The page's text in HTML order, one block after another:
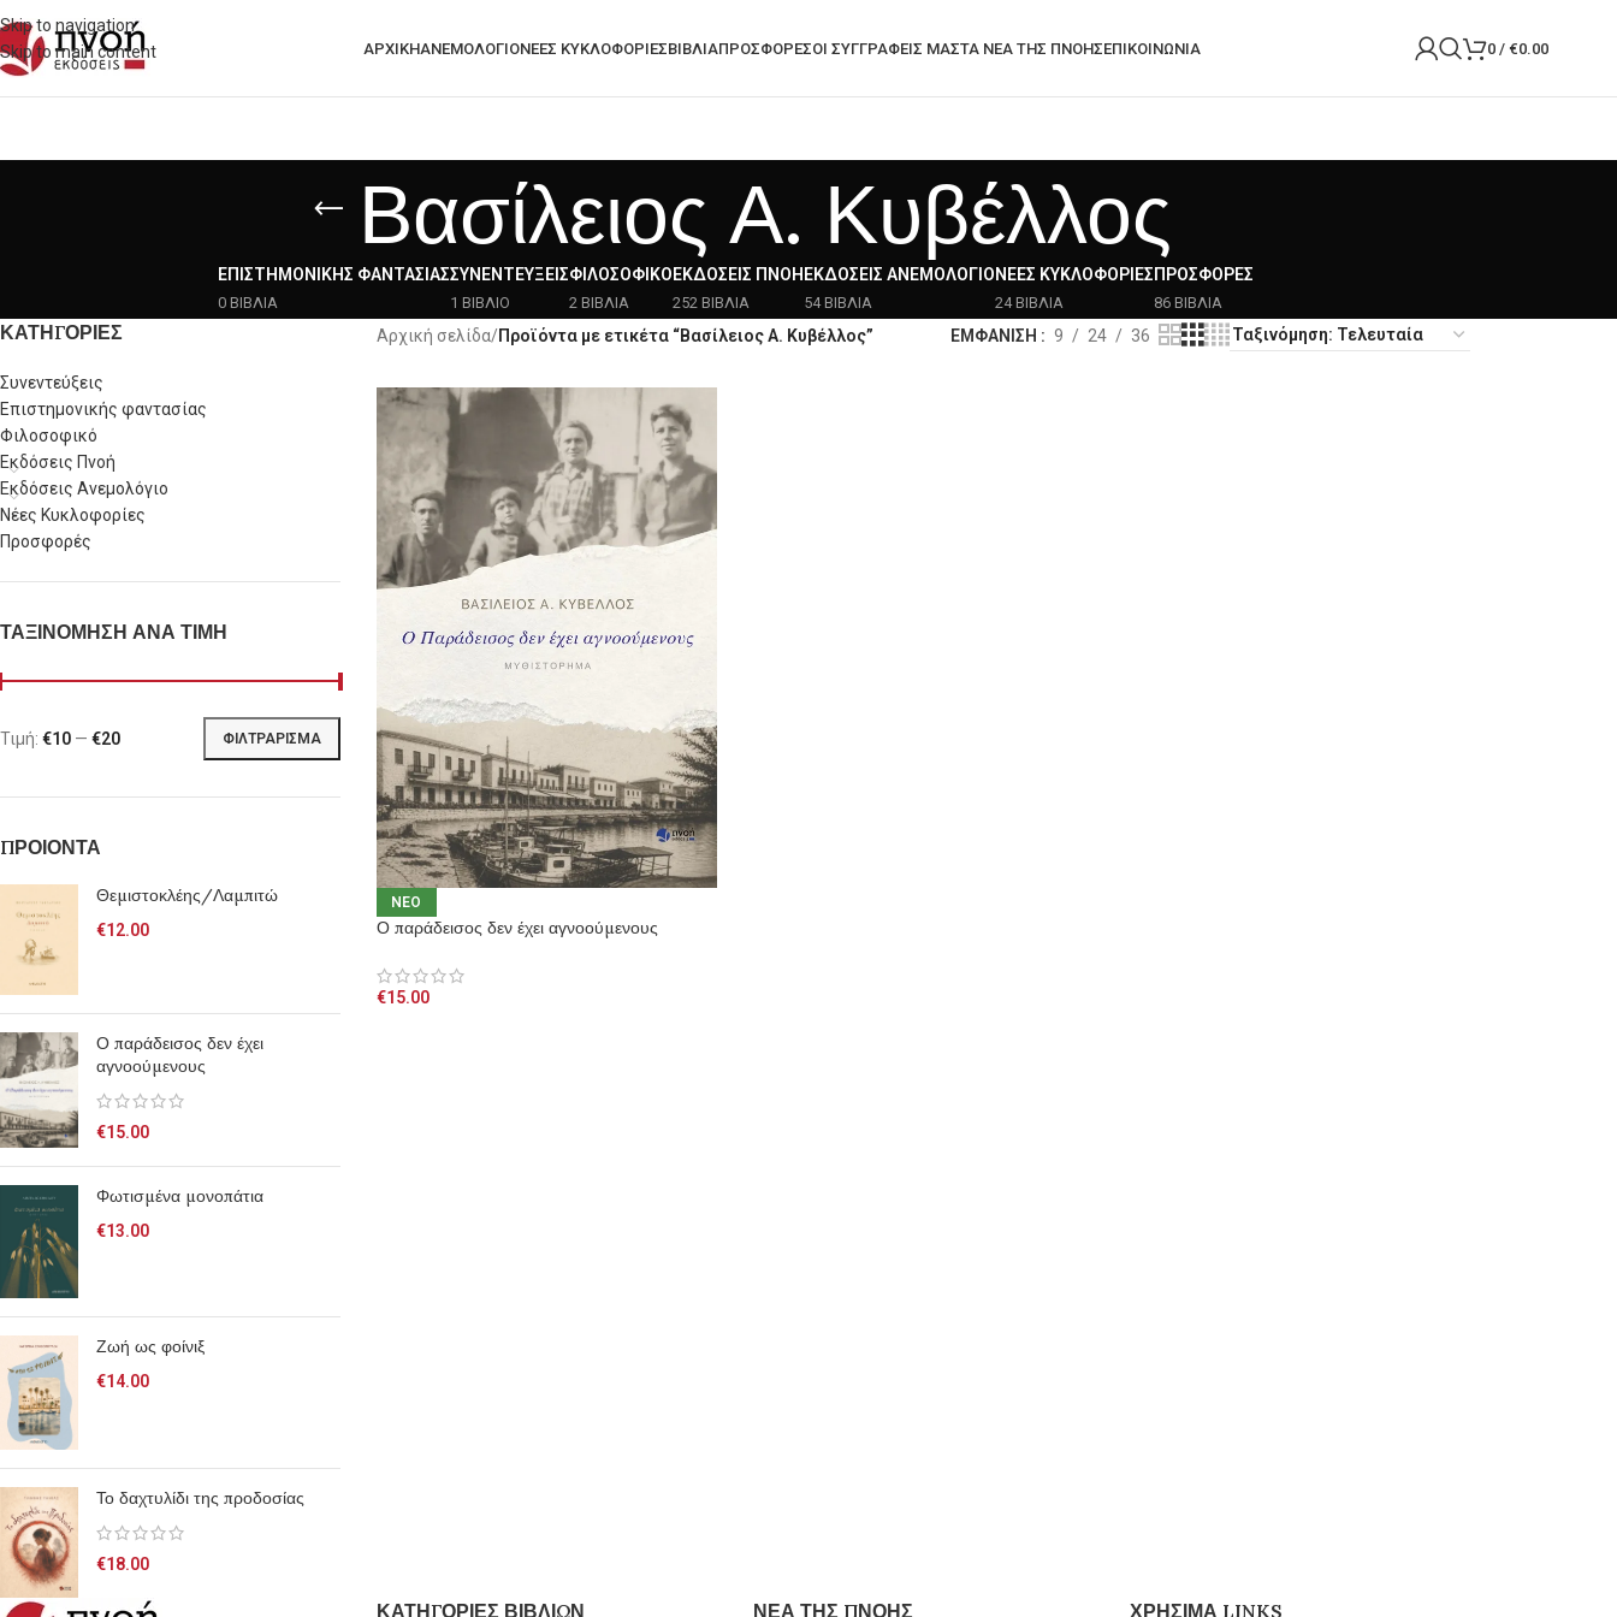
Skip to navigation
Skip to main content
ΑΡΧΙΚΗΑΝΕΜΟΛΟΓΙΟΝΈΕΣ ΚΥΚΛΟΦΟΡΊΕΣΒΙΒΛΙΑΠΡΟΣΦΟΡΈΣΟΙ ΣΥΓΓΡΑΦΕΙΣ ΜΑΣΤΑ ΝΈΑ ΤΗΣ ΠΝΟΉΣΕΠΙΚΟΙΝΩΝΙΑ 0 / €0.00
Βασίλειος Α. Κυβέλλος
ΕΠΙΣΤΗΜΟΝΙΚΉΣ ΦΑΝΤΑΣΊΑΣ
0 ΒΙΒΛΙΑ
ΣΥΝΕΝΤΕΎΞΕΙΣ
1 ΒΙΒΛΙΟ
ΦΙΛΟΣΟΦΙΚΌ
2 ΒΙΒΛΙΑ
ΕΚΔΌΣΕΙΣ ΠΝΟΉ
252 ΒΙΒΛΙΑ
ΕΚΔΌΣΕΙΣ ΑΝΕΜΟΛΌΓΙΟ
54 ΒΙΒΛΙΑ
ΝΈΕΣ ΚΥΚΛΟΦΟΡΊΕΣ
24 ΒΙΒΛΙΑ
ΠΡΟΣΦΟΡΈΣ
86 ΒΙΒΛΙΑ
ΚΑΤΗΓΟΡΙΕΣ
Συνεντεύξεις
Επιστημονικής φαντασίας
Φιλοσοφικό
Εκδόσεις Πνοή
Εκδόσεις Ανεμολόγιο
Νέες Κυκλοφορίες
Προσφορές
ΤΑΞΙΝΟΜΗΣΗ ΑΝΑ ΤΙΜΗ
ΦΙΛΤΡΆΡΙΣΜΑ
Τιμή: €10 — €20
ΠΡΟΙΟΝΤΑ
Θεμιστοκλέης/Λαμπιτώ
€12.00
Ο παράδεισος δεν έχει
αγνοούμενους
€15.00
Φωτισμένα μονοπάτια
€13.00
Ζωή ως φοίνιξ
€14.00
Το δαχτυλίδι της προδοσίας
€18.00
Αρχική σελίδα/Προϊόντα με ετικέτα “Βασίλειος Α. Κυβέλλος” ΕΜΦΑΝΙΣΗ 9 24 36
NEO
Ο παράδεισος δεν έχει αγνοούμενους
€15.00
ΚΑΤΗΓΟΡΙΕΣ ΒΙΒΛΙΩΝ ΝΕΑ ΤΗΣ ΠΝΟΗΣ ΧΡΗΣΙΜΑ LINKS